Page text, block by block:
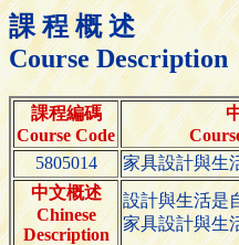
課 程 概 述
Course Description
課程編碼
Course Code
5805014
家具設計與生
中文概述
Chinese
Description
設計與生活是
家具設計與生